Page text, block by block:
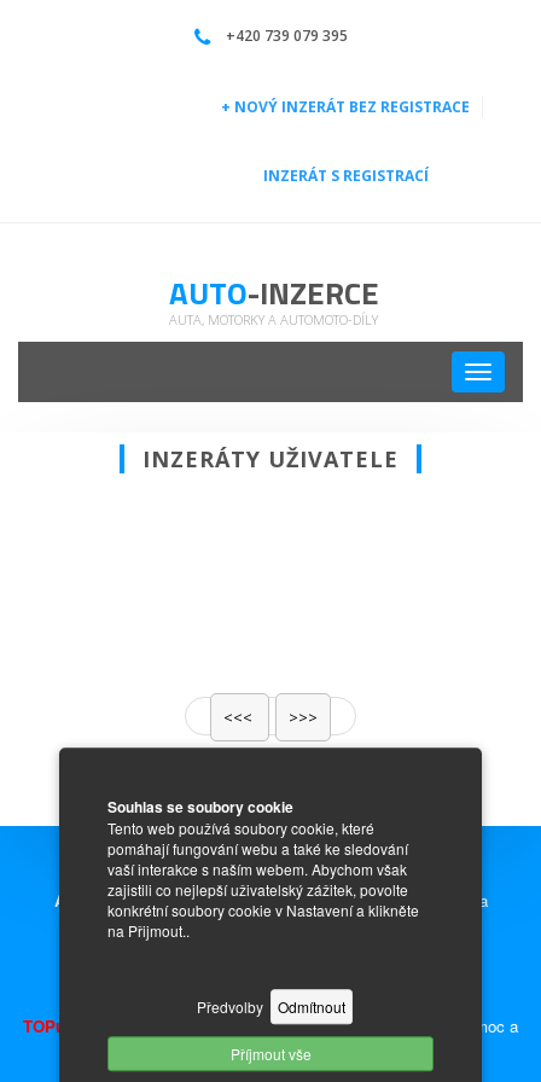
Souhlas se soubory cookie
Tento web používá soubory cookie, které
pomáhají fungování webu a také ke sledování
vaší interakce s naším webem. Abychom však
zajistili co nejlepší uživatelský zážitek, povolte
konkrétní soubory cookie v Nastavení a klikněte
na Přijmout..
Předvolby Odmítnout
Příjmout vše
+420 739 079 395
+ NOVÝ INZERÁT BEZ REGISTRACE
INZERÁT S REGISTRACÍ
AUTO-INZERCE
AUTA, MOTORKY A AUTOMOTO-DÍLY
Toggle
INZERÁTY UŽIVATELE
<<< >>>
Auto Inzerce zdarma,prodej nových i ojetých aut, motorek a
TOPujte Inzerát
a získáte předvyplněnou kupní smlouvu, plnou moc a
ceduli za okno